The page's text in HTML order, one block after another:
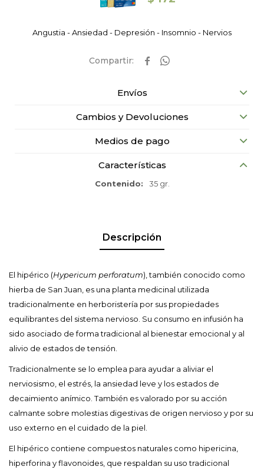
Angustia - Ansiedad - Depresión - Insomnio - Nervios
 
Envíos
Cambios y Devoluciones
Medios de pago
Características
Contenido 35 gr.
Descripción
El hipérico (Hypericum perforatum), también conocido como
hierba de San Juan, es una planta medicinal utilizada
tradicionalmente en herboristería por sus propiedades
equilibrantes del sistema nervioso. Su consumo en infusión ha
sido asociado de forma tradicional al bienestar emocional y al
alivio de estados de tensión.
Tradicionalmente se lo emplea para ayudar a aliviar el
nerviosismo, el estrés, la ansiedad leve y los estados de
decaimiento anímico. También es valorado por su acción
calmante sobre molestias digestivas de origen nervioso y por su
uso externo en el cuidado de la piel.
El hipérico contiene compuestos naturales como hipericina,
hiperforina y flavonoides, que respaldan su uso tradicional